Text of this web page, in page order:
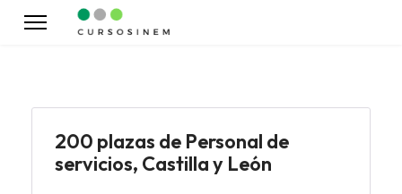
200 plazas de Personal de
servicios, Castilla y León